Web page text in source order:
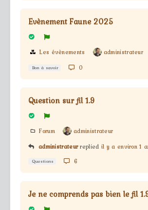
Evènement Faune 2025
Les évènements administrateur
Bon à savoir 0
Question sur fil 1.9
Forum
administrateur
administrateur replied il y a environ 1
Questions 6
Je ne comprends pas bien le fil